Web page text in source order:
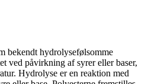
bekendt hydrolysefølsomme
ved påvirkning af syrer eller baser,
Hydrolyse er en reaktion med